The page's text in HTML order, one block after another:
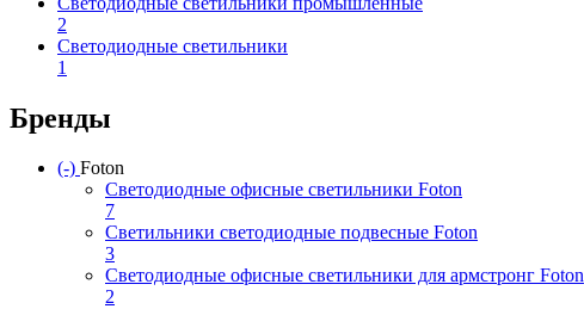
2
Apply Светодиодные светильники промышленные filter
Светодиодные светильники
1
Бренды
(-) Remove Foton filter
Foton
Светодиодные офисные светильники Foton
7
Apply Светодиодные офисные светильники Foton filter
Светильники светодиодные подвесные Foton
3
Apply Светильники светодиодные подвесные Foton filter
Светодиодные офисные светильники для армстронг Foton
2